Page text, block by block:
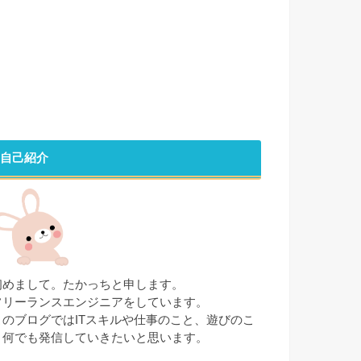
自己紹介
まして。たかっちと申します。
ーランスエンジニアをしています。
のブログではITスキルや仕事のこと、遊びのこ
でも発信していきたいと思います。